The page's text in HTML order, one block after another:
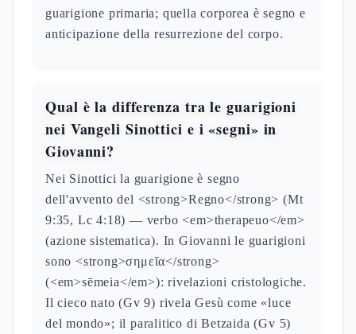
guarigione primaria; quella corporea è segno e
anticipazione della resurrezione del corpo.
Qual è la differenza tra le guarigioni
nei Vangeli Sinottici e i «segni» in
Giovanni?
Nei Sinottici la guarigione è segno
dell'avvento del <strong>Regno</strong> (Mt
9:35, Lc 4:18) — verbo <em>therapeuo</em>
(azione sistematica). In Giovanni le guarigioni
sono <strong>σημεῖα</strong>
(<em>sēmeia</em>): rivelazioni cristologiche.
Il cieco nato (Gv 9) rivela Gesù come «luce
del mondo»; il paralitico di Betzaida (Gv 5)